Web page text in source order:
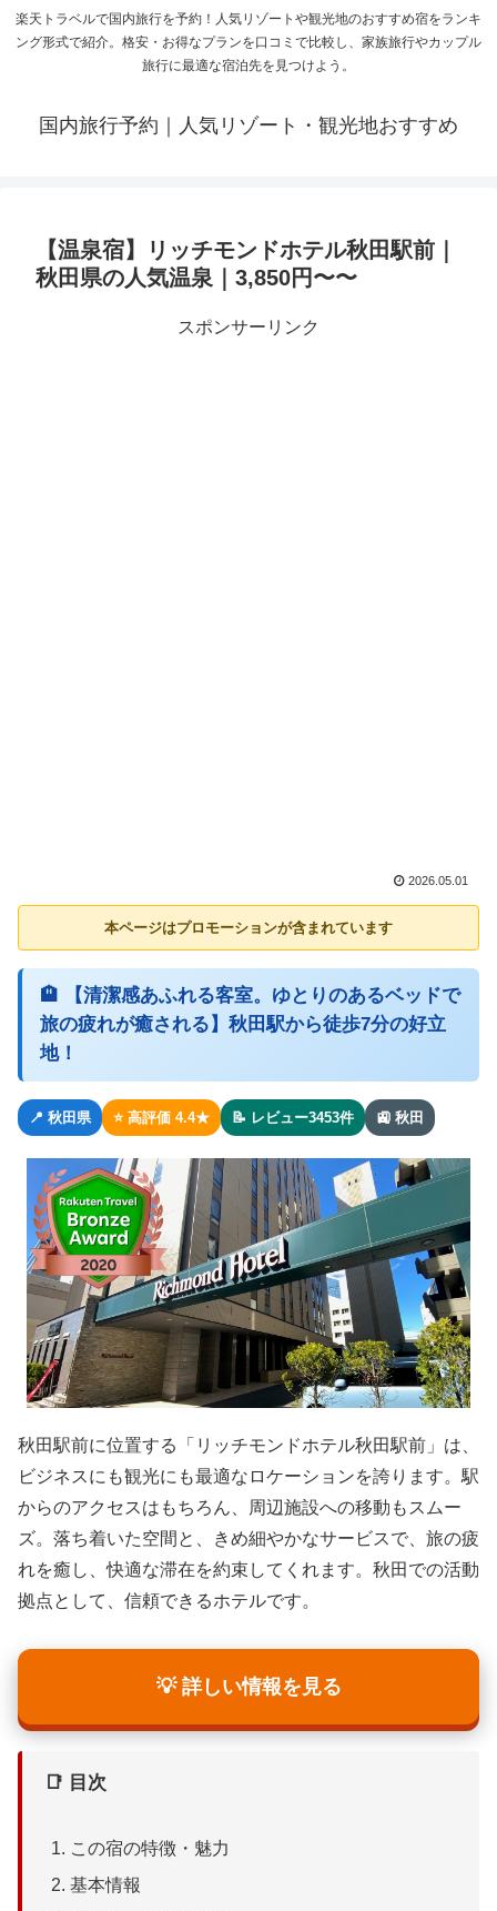
楽天トラベルで国内旅行を予約！人気リゾートや観光地のおすすめ宿をランキ
ング形式で紹介。格安・お得なプランを口コミで比較し、家族旅行やカップル
旅行に最適な宿泊先を見つけよう。
国内旅行予約｜人気リゾート・観光地おすすめ
【温泉宿】リッチモンドホテル秋田駅前｜
秋田県の人気温泉｜3,850円〜〜
スポンサーリンク
2026.05.01
本ページはプロモーションが含まれています
🏨 【清潔感あふれる客室。ゆとりのあるベッドで
旅の疲れが癒される】秋田駅から徒歩7分の好立
地！
📍 秋田県 ⭐ 高評価 4.4★ 📝 レビュー3453件 🚉 秋田
秋田駅前に位置する「リッチモンドホテル秋田駅前」は、
ビジネスにも観光にも最適なロケーションを誇ります。駅
からのアクセスはもちろん、周辺施設への移動もスムー
ズ。落ち着いた空間と、きめ細やかなサービスで、旅の疲
れを癒し、快適な滞在を約束してくれます。秋田での活動
拠点として、信頼できるホテルです。
💡 詳しい情報を見る
📑 目次
この宿の特徴・魅力
基本情報